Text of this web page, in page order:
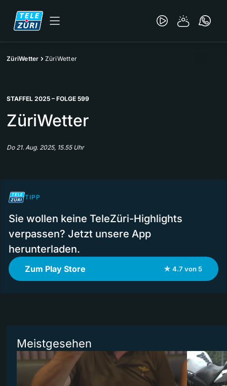
ZüriWetter ZüriWetter
STAFFEL 2025 – FOLGE 599
ZüriWetter
Do 21. Aug. 2025, 15.55 Uhr
TIPP
Sie wollen keine TeleZüri-Highlights
verpassen? Jetzt unsere App
herunterladen.
Zum Play Store ★ 4.7 von 5
Meistgesehen